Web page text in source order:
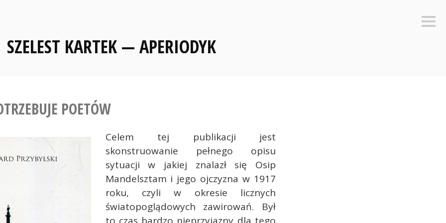
SZELEST KARTEK — APERIODYK
POETÓW
Celem tej publikacji jest
skonstruowanie pełnego opisu
sytuacji w jakiej znalazł się Osip
Mandelsztam i jego ojczyzna w 1917
roku, czyli w okresie licznych
światopoglądowych zawirowań. Był
to czas bardzo nieprzyjazny dla tego